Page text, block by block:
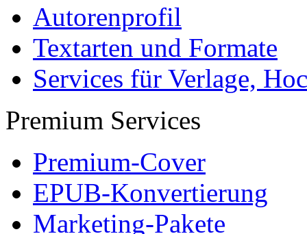
Autorenprofil
Textarten und Formate
Services für Verlage,
Premium Services
Premium-Cover
EPUB-Konvertierung
Marketing-Pakete